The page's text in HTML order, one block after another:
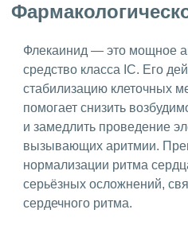
Флекаинид — это мощное
средство класса IC. Его
стабилизацию клеточных
помогает снизить
и замедлить проведение
вызывающих аритмии.
нормализации ритма
серьёзных осложнений,
сердечного ритма.